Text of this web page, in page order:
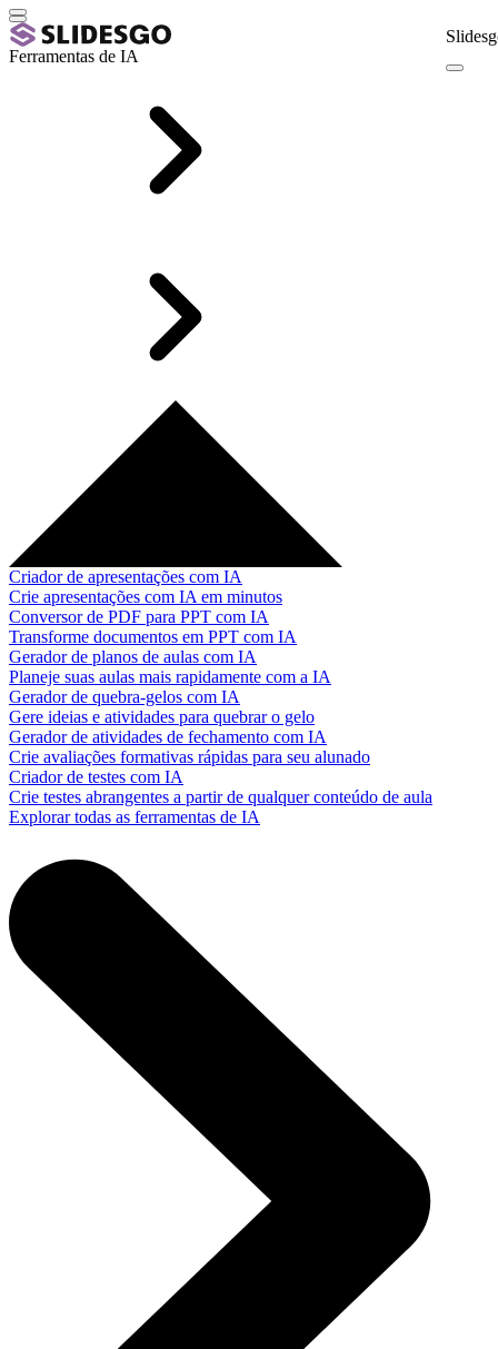
Ferramentas de IA
Criador de apresentações com IA
Crie apresentações com IA em minutos
Conversor de PDF para PPT com IA
Transforme documentos em PPT com IA
Gerador de planos de aulas com IA
Planeje suas aulas mais rapidamente com a IA
Gerador de quebra-gelos com IA
Gere ideias e atividades para quebrar o gelo
Gerador de atividades de fechamento com IA
Crie avaliações formativas rápidas para seu alunado
Criador de testes com IA
Crie testes abrangentes a partir de qualquer conteúdo de aula
Explorar todas as ferramentas de IA